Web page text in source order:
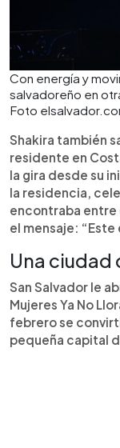
Con energía y
salvadoreño en
Foto
Shakira también
residente en
la gira desde su
la residencia,
encontraba entre
el mensaje: “Este
Una ciudad
San Salvador le
Mujeres Ya No
febrero se
pequeña capital